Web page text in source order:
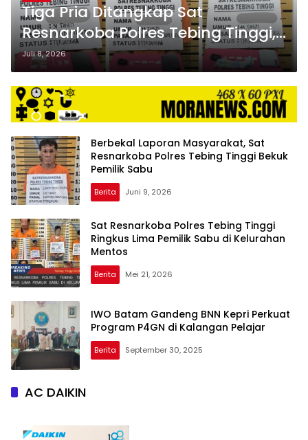
Tiga Pria Ditangkap Sat
Resnarkoba Polres Tebing Tinggi,
Sita 9,59 Gram Sabu
Juli 8, 2026
Berbekal Laporan Masyarakat, Sat
Resnarkoba Polres Tebing Tinggi Bekuk
Pemilik Sabu
Berita Juni 9, 2026
Sat Resnarkoba Polres Tebing Tinggi
Ringkus Lima Pemilik Sabu di Kelurahan
Mentos
Berita Mei 21, 2026
IWO Batam Gandeng BNN Kepri Perkuat
Program P4GN di Kalangan Pelajar
Berita September 30, 2025
AC DAIKIN